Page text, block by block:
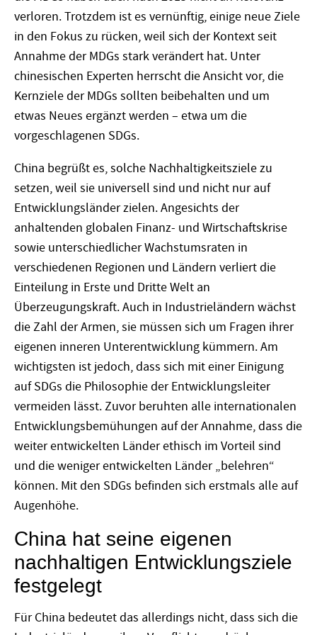
verloren. Trotzdem ist es vernünftig, einige neue Ziele
in den Fokus zu rücken, weil sich der Kontext seit
Annahme der MDGs stark verändert hat. Unter
chinesischen Experten herrscht die Ansicht vor, die
Kernziele der MDGs sollten beibehalten und um
etwas Neues ergänzt werden – etwa um die
vorgeschlagenen SDGs.
China begrüßt es, solche Nachhaltigkeitsziele zu
setzen, weil sie universell sind und nicht nur auf
Entwicklungsländer zielen. Angesichts der
anhaltenden globalen Finanz- und Wirtschaftskrise
sowie unterschiedlicher Wachstumsraten in
verschiedenen Regionen und Ländern verliert die
Einteilung in Erste und Dritte Welt an
Überzeugungskraft. Auch in Industrieländern wächst
die Zahl der Armen, sie müssen sich um Fragen ihrer
eigenen inneren Unterentwicklung kümmern. Am
wichtigsten ist jedoch, dass sich mit einer Einigung
auf SDGs die Philosophie der Entwicklungsleiter
vermeiden lässt. Zuvor beruhten alle internationalen
Entwicklungsbemühungen auf der Annahme, dass die
weiter entwickelten Länder ethisch im Vorteil sind
und die weniger entwickelten Länder „belehren“
können. Mit den SDGs befinden sich erstmals alle auf
Augenhöhe.
China hat seine eigenen
nachhaltigen Entwicklungsziele
festgelegt
Für China bedeutet das allerdings nicht, dass sich die